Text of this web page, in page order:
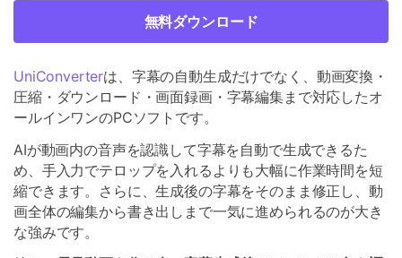
無料ダウンロード
UniConverterは、字幕の自動生成だけでなく、動画変換・
圧縮・ダウンロード・画面録画・字幕編集まで対応したオ
ールインワンのPCソフトです。
AIが動画内の音声を認識して字幕を自動で生成できるた
め、手入力でテロップを入れるよりも大幅に作業時間を短
縮できます。さらに、生成後の字幕をそのまま修正し、動
画全体の編集から書き出しまで一気に進められるのが大き
な強みです。